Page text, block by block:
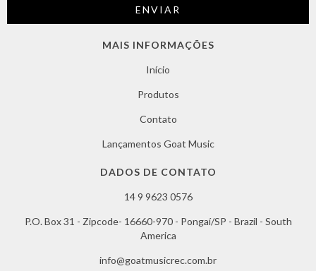
MAIS INFORMAÇÕES
Início
Produtos
Contato
Lançamentos Goat Music
DADOS DE CONTATO
14 9 9623 0576
P.O. Box 31 - Zipcode- 16660-970 - Pongaí/SP - Brazil - South
America
info@goatmusicrec.com.br